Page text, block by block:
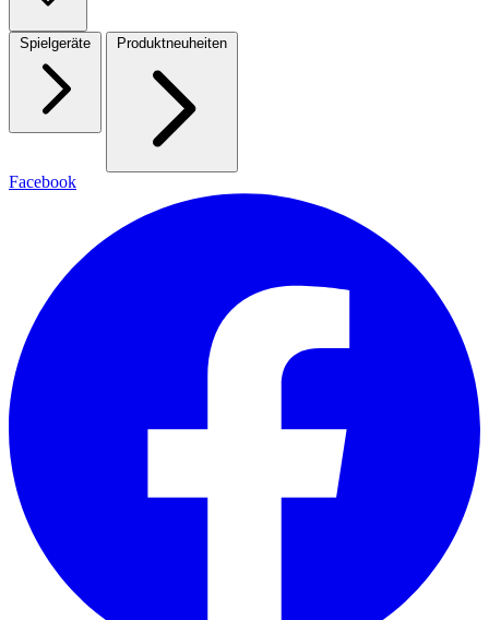
Spielgeräte Produktneuheiten
Facebook